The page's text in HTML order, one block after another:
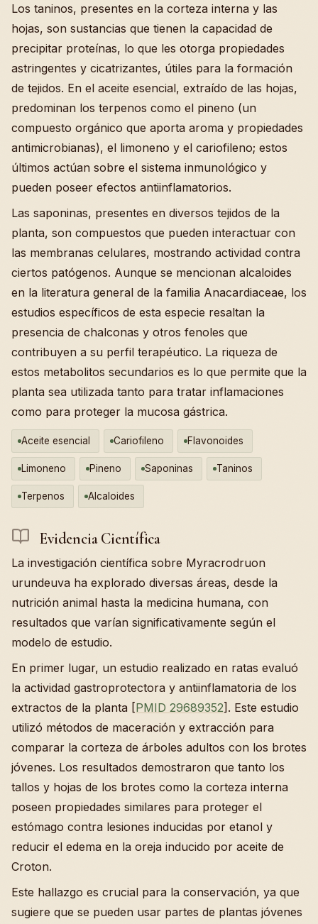
Los taninos, presentes en la corteza interna y las
hojas, son sustancias que tienen la capacidad de
precipitar proteínas, lo que les otorga propiedades
astringentes y cicatrizantes, útiles para la formación
de tejidos. En el aceite esencial, extraído de las hojas,
predominan los terpenos como el pineno (un
compuesto orgánico que aporta aroma y propiedades
antimicrobianas), el limoneno y el cariofileno; estos
últimos actúan sobre el sistema inmunológico y
pueden poseer efectos antiinflamatorios.
Las saponinas, presentes en diversos tejidos de la
planta, son compuestos que pueden interactuar con
las membranas celulares, mostrando actividad contra
ciertos patógenos. Aunque se mencionan alcaloides
en la literatura general de la familia Anacardiaceae, los
estudios específicos de esta especie resaltan la
presencia de chalconas y otros fenoles que
contribuyen a su perfil terapéutico. La riqueza de
estos metabolitos secundarios es lo que permite que la
planta sea utilizada tanto para tratar inflamaciones
como para proteger la mucosa gástrica.
Aceite esencial Cariofileno Flavonoides
Limoneno Pineno Saponinas Taninos
Terpenos Alcaloides
Evidencia Científica
La investigación científica sobre Myracrodruon
urundeuva ha explorado diversas áreas, desde la
nutrición animal hasta la medicina humana, con
resultados que varían significativamente según el
modelo de estudio.
En primer lugar, un estudio realizado en ratas evaluó
la actividad gastroprotectora y antiinflamatoria de los
extractos de la planta [PMID 29689352]. Este estudio
utilizó métodos de maceración y extracción para
comparar la corteza de árboles adultos con los brotes
jóvenes. Los resultados demostraron que tanto los
tallos y hojas de los brotes como la corteza interna
poseen propiedades similares para proteger el
estómago contra lesiones inducidas por etanol y
reducir el edema en la oreja inducido por aceite de
Croton.
Este hallazgo es crucial para la conservación, ya que
sugiere que se pueden usar partes de plantas jóvenes